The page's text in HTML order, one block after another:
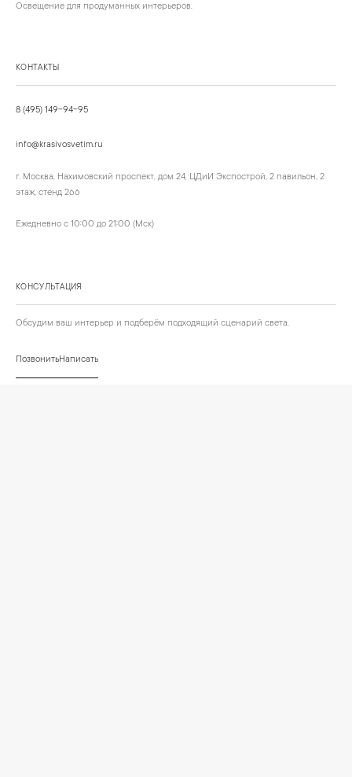
Освещение для продуманных интерьеров.
КОНТАКТЫ
8 (495) 149-94-95
info@krasivosvetim.ru
г. Москва, Нахимовский проспект, дом 24, ЦДиИ Экспострой, 2 павильон, 2
этаж, стенд 266
Ежедневно с 10:00 до 21:00 (Мск)
КОНСУЛЬТАЦИЯ
Обсудим ваш интерьер и подберём подходящий сценарий света.
ПозвонитьНаписать